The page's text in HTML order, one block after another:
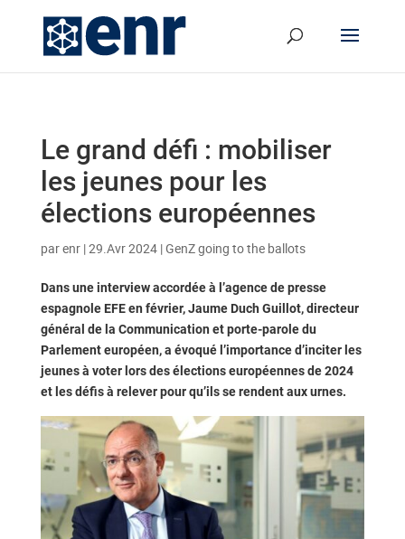
Le grand défi : mobiliser
les jeunes pour les
élections européennes
parenr|29.Avr 2024|GenZ going to the ballots
Dans une interview accordée à l’agence de presse
espagnole EFE en février, Jaume Duch Guillot, directeur
général de la Communication et porte-parole du
Parlement européen, a évoqué l’importance d’inciter les
jeunes à voter lors des élections européennes de 2024
et les défis à relever pour qu’ils se rendent aux urnes.